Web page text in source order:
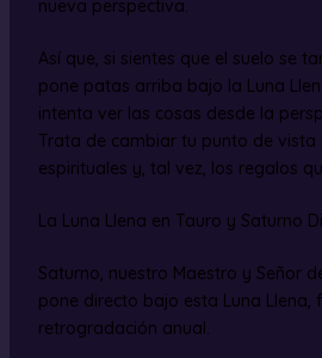
nueva perspectiva.
Así que, si sientes que el suelo se
pone patas arriba bajo la Luna
intenta ver las cosas desde la
Trata de cambiar tu punto de vista
espirituales y, tal vez, los regalos
La Luna Llena en Tauro y Saturno
Saturno, nuestro Maestro y Señor
pone directo bajo esta Luna Llena,
retrogradación anual.